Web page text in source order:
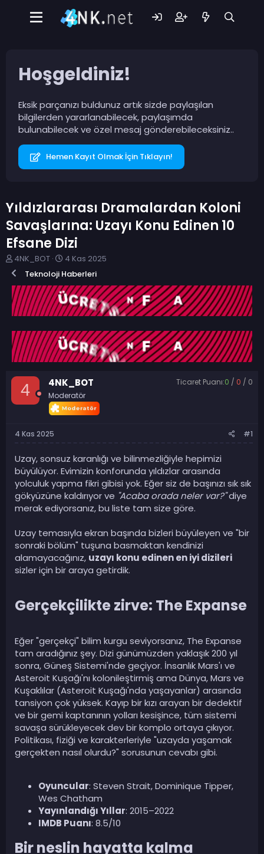
Hoşgeldiniz!
Eksik parçanızı buldunuz artık sizde paylaşılan
bilgilerden yararlanabilecek, paylaşımda
bulunabilecek ve özel mesaj gönderebileceksiniz..
Hemen Kayıt Olmak İçin Tıklayın!
Yıldızlararası Dramalardan Koloni
Savaşlarına: Uzayı Konu Edinen 10
Efsane Dizi
K
o
n
b
u
y
b
a
ş
l
a
n
4NK_BOT
B
a
ş
l
a
n
ı
ç
t
a
i
h
i
4 Kas 2025
Teknoloji Haberleri
4 4NK_BOT
Moderatör
Ticaret Puanı:0 / 0 / 0
4 Kas 2025 #1
Uzay, sonsuz karanlığı ve bilinmezliğiyle hepimizi
büyülüyor. Evimizin konforunda yıldızlar arasında
yolculuk yapma fikri gibisi yok. Eğer siz de başınızı sık sık
gökyüzüne kaldırıyor ve "Acaba orada neler var?"diye
merak ediyorsanız, bu liste tam size göre.
Uzay temasıyla ekran başında bizleri büyüleyen ve "bir
sonraki bölüm" tuşuna basmaktan kendinizi
alamayacağınız, uzayı konu edinen en iyi dizileri
sizler için bir araya getirdik.
Gerçekçilikte zirve: The Expanse​
Eğer "gerçekçi" bilim kurgu seviyorsanız, The Expanse
tam aradığınız şey. Dizi günümüzden yaklaşık 200 yıl
sonra, Güneş Sistemi'nde geçiyor. İnsanlık Mars'ı ve
Asteroit Kuşağı'nı kolonileştirmiş ama Dünya, Mars ve
Kuşaklılar (Asteroit Kuşağı'nda yaşayanlar) arasında
tansiyon çok yüksek. Kayıp bir kızı arayan bir dedektif
ve bir gemi kaptanının yolları kesişince, tüm sistemi
savaşa sürükleyecek dev bir komplo ortaya çıkıyor.
Politikası, fiziği ve karakterleriyle "uzayda yaşamak
gerçekten nasıl olurdu?" sorusunun cevabı gibi.
Oyuncular: Steven Strait, Dominique Tipper,
Wes Chatham
Yayınlandığı Yıllar: 2015–2022
IMDB Puanı: 8.5/10
Bir neslin hayatta kalma